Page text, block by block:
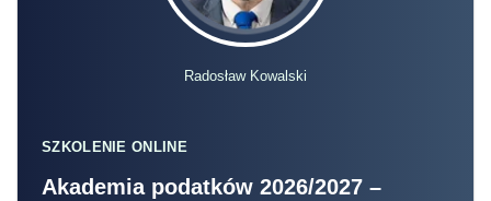
Radosław Kowalski
SZKOLENIE ONLINE
Akademia podatków 2026/2027 –